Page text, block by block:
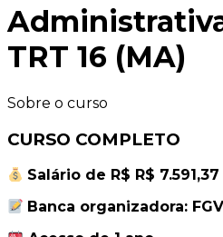
TRT 16 (MA)
Sobre o curso
CURSO COMPLETO
Salário de R$ R$
Banca organizadora: FGV